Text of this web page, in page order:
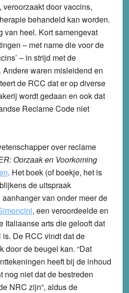
door vaccins,
behandeld kan worden.
van heel. Kort samengevat
– met name die voor de
– in strijd met de
waren misleidend en
de RCC dat er op diverse
wordt gedaan en ook dat
Reclame Code niet
over reclame
Oorzaak en Voorkoming
. Het boek (of boekje, het is
de uitspraak
van onder meer de
, een veroordeelde en
Italiaanse arts die gelooft dat
De RCC vindt dat de
door de beugel kan. “Dat
heeft bij de inhoud
nog niet dat de bestreden
NRC zijn”, aldus de